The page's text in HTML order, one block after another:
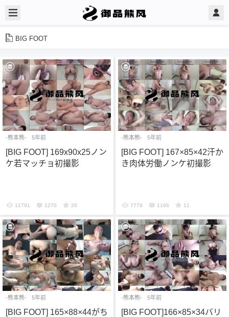
BIG FOOT
-熊本熊- 5年前
[BIG FOOT] 169x90x25ノン
ケ若マッチョ初撮影
11791 1270 26
-熊本熊- 5年前
[BIG FOOT] 167×85×42汗か
き肉体労働ノンケ初撮影
7779 1166 11
-熊本熊- 5年前
[BIG FOOT] 165×88×44がち
-熊本熊- 5年前
[BIG FOOT]166×85×34バリ